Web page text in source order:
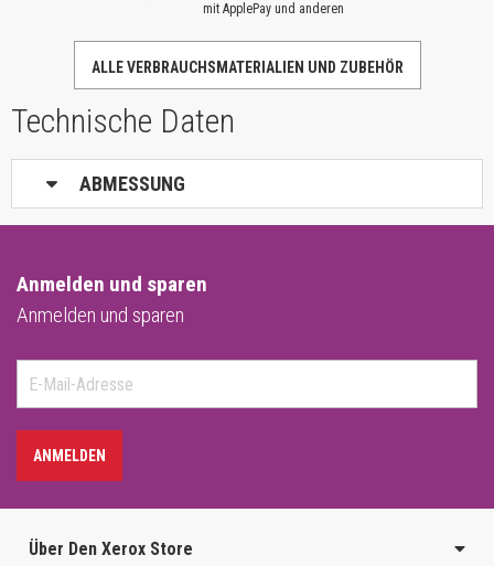
mit ApplePay und anderen
ALLE VERBRAUCHSMATERIALIEN UND ZUBEHÖR
Technische Daten
ABMESSUNG
Anmelden und sparen
Anmelden und sparen
ANMELDEN
Über Den Xerox Store